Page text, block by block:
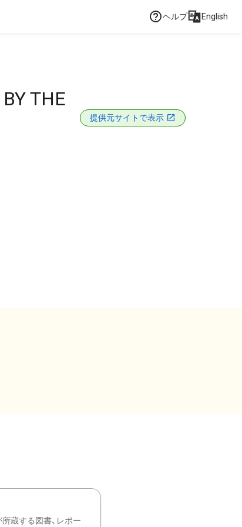
ヘルプ English
THE
提供元サイトで表示
蔵する図書、レポー